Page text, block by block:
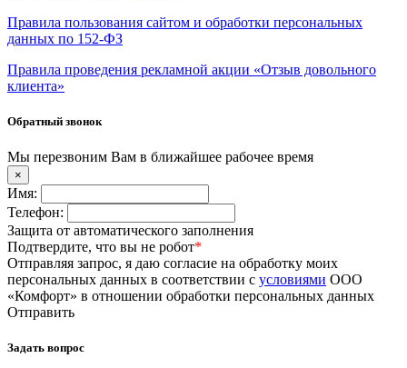
Правила пользования сайтом и обработки персональных
данных по 152-ФЗ
Правила проведения рекламной акции «Отзыв довольного
клиента»
Обратный звонок
Мы перезвоним Вам в ближайшее рабочее время
×
Имя:
Телефон:
Защита от автоматического заполнения
Подтвердите, что вы не робот*
Отправляя запрос, я даю согласие на обработку моих
персональных данных в соответствии с условиями ООО
«Комфорт» в отношении обработки персональных данных
Отправить
Задать вопрос